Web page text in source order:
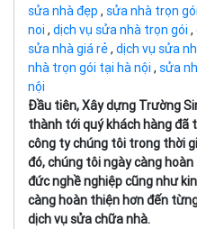
sửa nhà đẹp , sửa nhà trọn gói
noi , dịch vụ sửa nhà trọn gói ,
sửa nhà giá rẻ, dịch vụ sửa
nhà trọn gói tại hà nội , sửa
nội
Đầu tiên, Xây dựng Trường
thành tới quý khách hàng đã
công ty chúng tôi trong thời
đó, chúng tôi ngày càng
đức nghề nghiệp cũng như
càng hoàn thiện hơn đến
dịch vụ sửa chữa nhà.